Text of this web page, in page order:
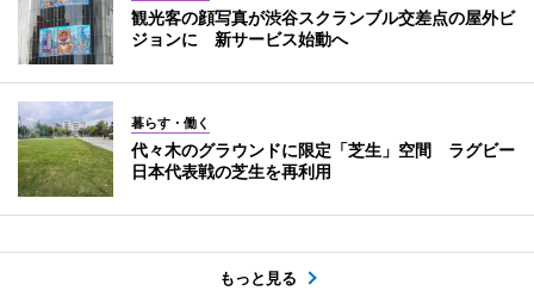
観光客の顔写真が渋谷スクランブル交差点の屋外ビ
ジョンに 新サービス始動へ
暮らす・働く
代々木のグラウンドに限定「芝生」空間 ラグビー
日本代表戦の芝生を再利用
もっと見る